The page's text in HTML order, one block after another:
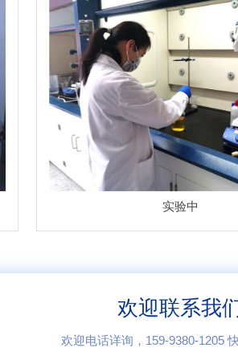
实验中
欢迎联系我
欢迎电话详询，159-9380-1205